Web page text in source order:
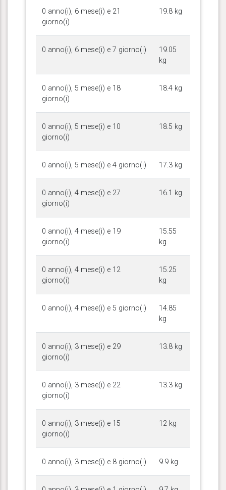
0 anno(i), 6 mese(i) e 21
giorno(i)
19.8 kg
0 anno(i), 6 mese(i) e 7 giorno(i)
19.05
kg
0 anno(i), 5 mese(i) e 18
giorno(i)
18.4 kg
0 anno(i), 5 mese(i) e 10
giorno(i)
18.5 kg
0 anno(i), 5 mese(i) e 4 giorno(i) 17.3 kg
0 anno(i), 4 mese(i) e 27
giorno(i)
16.1 kg
0 anno(i), 4 mese(i) e 19
giorno(i)
15.55
kg
0 anno(i), 4 mese(i) e 12
giorno(i)
15.25
kg
0 anno(i), 4 mese(i) e 5 giorno(i)
14.85
kg
0 anno(i), 3 mese(i) e 29
giorno(i)
13.8 kg
0 anno(i), 3 mese(i) e 22
giorno(i)
13.3 kg
0 anno(i), 3 mese(i) e 15
giorno(i)
12 kg
0 anno(i), 3 mese(i) e 8 giorno(i) 9.9 kg